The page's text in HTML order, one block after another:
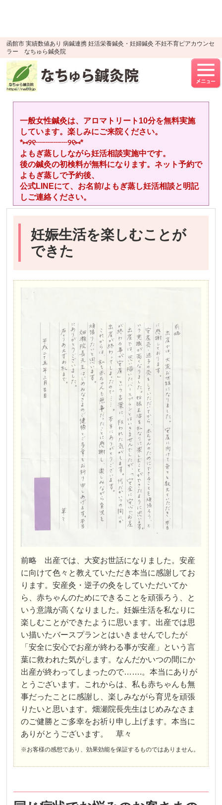
函館市 実績数値あり 病鍼連携 妊活栄養鍼灸・妊婦鍼灸 不妊不育ピアカウンセ
ラー なちゅら鍼灸院
一般女性鍼灸は、アロマトリート10分を無料実施
しています。楽しみにご来院ください。
*⑅︎୨୧┈︎┈︎┈︎┈︎୨୧⑅︎*
よもぎ蒸ししながら妊活相談実施中です。
後の鍼灸の初検料が無料になります。ネット予約で
よもぎ蒸しで予約後、
公式LINEにて、お名前/よもぎ蒸し妊活相談と明記
しご連絡ください。
妊娠生活を楽しむことが
できた
前略 出産では、大変お世話になりました。安産
に向けて色々と教えていただき本当に感謝してお
ります。安産灸・逆子の灸をしていただいてか
ら、赤ちゃんのためにできることを頑張ろう、と
いう意識が高くなりました。妊娠生活を私なりに
楽しむことができたように思います。出産では思
い描いたバースプランとはいきませんでしたが
「安全に安心でお産が終わる事が安産」という言
葉に救われた気がします。なんだかいつの間にか
出産が終わってしまったので…….。本当にありが
とうございます。これからは、私も赤ちゃんも無
事だったことに感謝し、楽しみながら育児を頑張
りたいと思います。畑瀬院長先生はじめみなさま
のご健勝とご多幸をお祈り申し上げます。本当に
ありがとうございます。 草々
※お客様の感想であり、効果効能を保証するものではありません。